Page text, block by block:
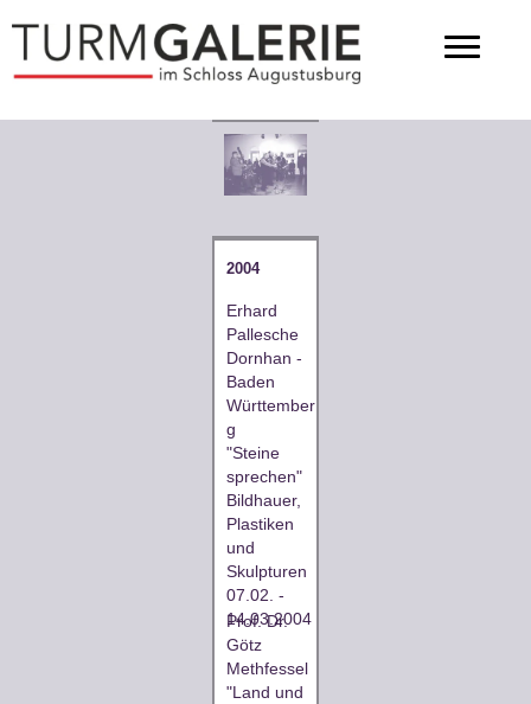
2004
Erhard
Pallesche
Dornhan -
Baden
Württember
g
"Steine
sprechen"
Bildhauer,
Plastiken
und
Skulpturen
07.02. -
14.03.2004
Prof. Dr.
Götz
Methfessel
"Land und